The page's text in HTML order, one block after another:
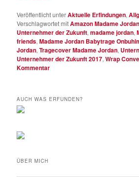
Veröffentlicht unterAktuelle Erfindungen,
Verschlagwortet mitAmazon Madame Jordan
Unternehmer der Zukunft,madame jordan,
friends,Madame Jordan Babytrage
Jordan,Tragecover Madame Jordan,
Unternehmer der Zukunft 2017,Wrap
Kommentar
AUCH WAS ERFUNDEN?
ÜBER MICH